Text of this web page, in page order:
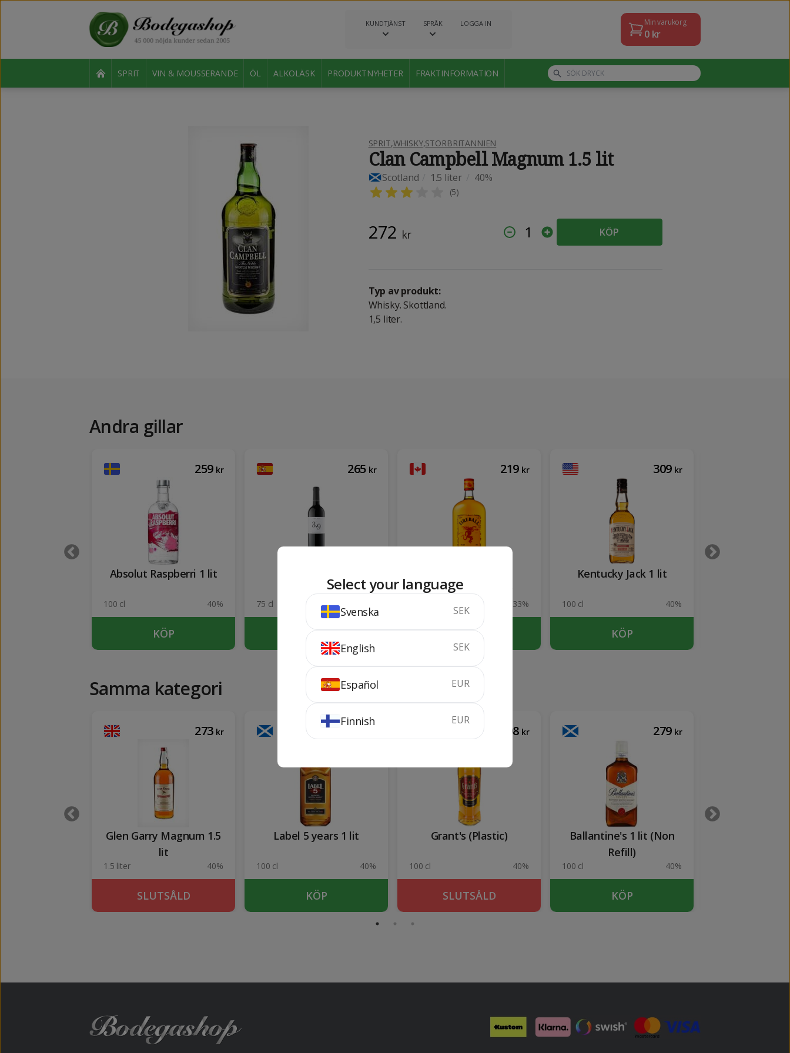
KUNDTJÄNST SPRÅK LOGGA IN Min varukorg
0kr
SPRIT VIN & MOUSSERANDE ÖL ALKOLÄSK PRODUKTNYHETER FRAKTINFORMATION
SPRIT,WHISKY,STORBRITANNIEN
Clan Campbell Magnum 1.5 lit
Scotland 1.5 liter 40%
(5)
272 kr 1 KÖP
Typ av produkt:
Whisky. Skottland.
1,5 liter.
Andra gillar
259 kr
Absolut Raspberri 1 lit
100 cl 40%
KÖP
265 kr
2021
75 cl
KÖP
219 kr
Cinnamon Whisky
33%
KÖP
309 kr
Kentucky Jack 1 lit
100 cl 40%
KÖP
Samma kategori
273 kr
Glen Garry Magnum 1.5
lit
1.5 liter 40%
SLUTSÅLD
Label 5 years 1 lit
100 cl 40%
KÖP
208 kr
Grant's (Plastic)
100 cl 40%
SLUTSÅLD
279 kr
Ballantine's 1 lit (Non
Refill)
100 cl 40%
KÖP
Select your language
Svenska SEK
English SEK
Español EUR
Finnish EUR